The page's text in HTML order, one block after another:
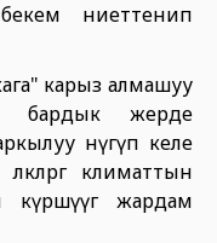
ниеттенип
карыз алмашуу
бардык жерде
өнүгүп келе
климаттын
күрөшүүгө жардам